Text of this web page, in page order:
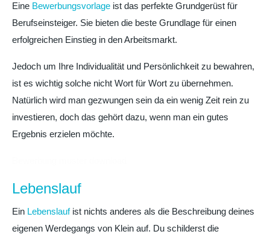
Eine Bewerbungsvorlage ist das perfekte Grundgerüst für
Berufseinsteiger. Sie bieten die beste Grundlage für einen
erfolgreichen Einstieg in den Arbeitsmarkt.
Jedoch um Ihre Individualität und Persönlichkeit zu bewahren,
ist es wichtig solche nicht Wort für Wort zu übernehmen.
Natürlich wird man gezwungen sein da ein wenig Zeit rein zu
investieren, doch das gehört dazu, wenn man ein gutes
Ergebnis erzielen möchte.
Lebenslauf
Ein Lebenslaufist nichts anderes als die Beschreibung deines
eigenen Werdegangs von Klein auf. Du schilderst die